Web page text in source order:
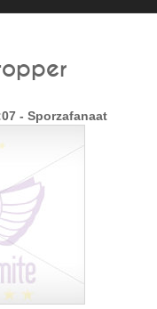
- Sporzafanaat